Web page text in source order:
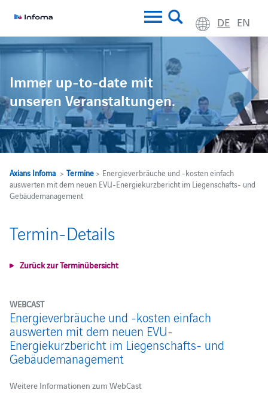
DE EN
Immer up-to-date mit
unseren Veranstaltungen.
Axians Infoma> Termine> Energieverbräuche und -kosten einfach
auswerten mit dem neuen EVU-Energiekurzbericht im Liegenschafts- und
Gebäudemanagement
Termin-Details
Zurück zur Terminübersicht
WEBCAST
Energieverbräuche und -kosten einfach
auswerten mit dem neuen EVU-
Energiekurzbericht im Liegenschafts- und
Gebäudemanagement
Weitere Informationen zum WebCast